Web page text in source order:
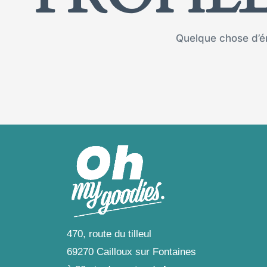
Quelque chose
470, route du tilleul
69270 Cailloux sur Fontaines